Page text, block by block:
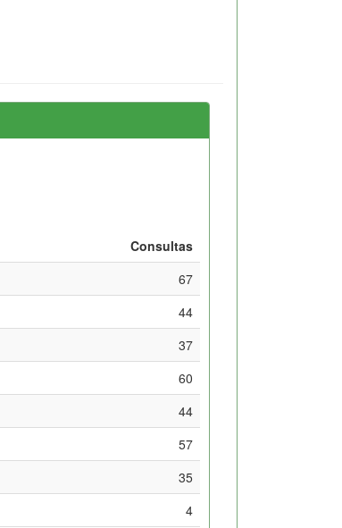
Consultas
67
44
37
60
44
57
35
4